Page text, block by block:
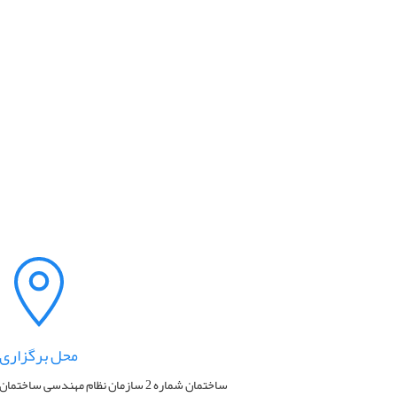
محل برگزاری
ساختمان شماره 2 سازمان نظام مهندسی ساختمان استان کرمان واقع در شهرک لاله